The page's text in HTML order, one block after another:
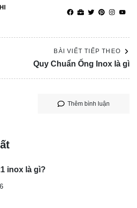
BÀI VIẾT TIẾP THEO
Quy Chuẩn Ống Inox là gì
Thêm bình luận
inox là gì?